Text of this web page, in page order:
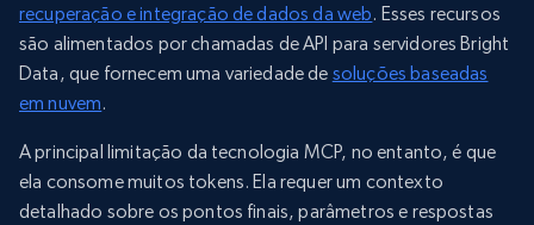
recuperação e integração de dados da web. Esses recursos
são alimentados por chamadas de API para servidores Bright
Data, que fornecem uma variedade de soluções baseadas
em nuvem.
A principal limitação da tecnologia MCP, no entanto, é que
ela consome muitos tokens. Ela requer um contexto
detalhado sobre os pontos finais, parâmetros e respostas